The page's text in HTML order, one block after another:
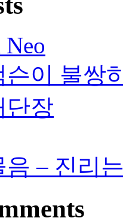
슨이 불쌍
단장
음 – 진리